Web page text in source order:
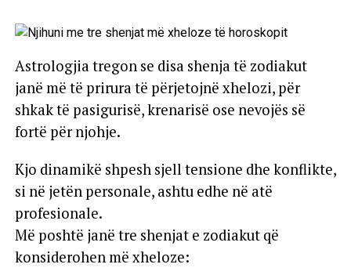
Astrologjia tregon se disa shenja të zodiakut
janë më të prirura të përjetojnë xhelozi, për
shkak të pasigurisë, krenarisë ose nevojës së
fortë për njohje.
Kjo dinamikë shpesh sjell tensione dhe konflikte,
si në jetën personale, ashtu edhe në atë
profesionale.
Më poshtë janë tre shenjat e zodiakut që
konsiderohen më xheloze: